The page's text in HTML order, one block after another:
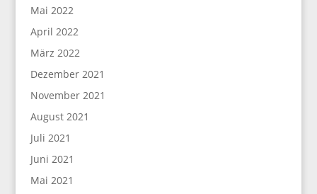
Mai 2022
April 2022
März 2022
Dezember 2021
November 2021
August 2021
Juli 2021
Juni 2021
Mai 2021